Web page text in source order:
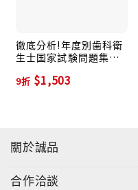
徹底分析!年度別歯科衛
生士国家試験問題集
30回]
9折 $1,503
關於誠品
合作洽談